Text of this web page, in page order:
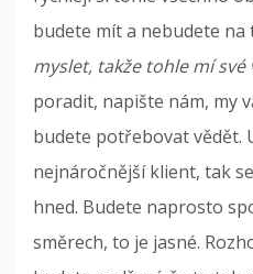
budete mít a nebudete na
myslet, takže tohle mí své
poradit, napište nám, my
budete potřebovat vědět.
nejnáročnější klient, tak
hned. Budete naprosto
směrech, to je jasné.